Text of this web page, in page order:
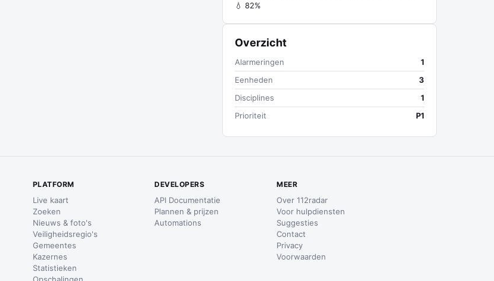
💧 82%
Overzicht
Alarmeringen
1
Eenheden
3
Disciplines
1
Prioriteit
P1
PLATFORM
Live kaart
Zoeken
Nieuws & foto's
Veiligheidsregio's
Gemeentes
Kazernes
Statistieken
DEVELOPERS
API Documentatie
Plannen & prijzen
Automations
MEER
Over 112radar
Voor hulpdiensten
Suggesties
Contact
Privacy
Voorwaarden